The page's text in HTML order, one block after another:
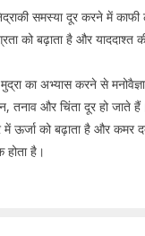
समस्या दूर करने में काफी
को बढ़ाता है और याददाश्त
मुद्रा का अभ्यास करने से
तनाव और चिंता दूर हो जाते
में ऊर्जा को बढ़ाता है और कमर
होता है।